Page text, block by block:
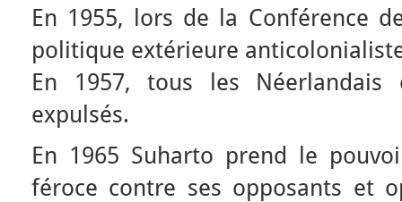
En 1955, lors de la Conférence
politique extérieure
En 1957, tous les Néerlandais
expulsés.
En 1965 Suharto prend le
féroce contre ses opposants et